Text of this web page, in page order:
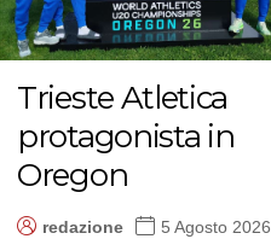
Trieste Atletica
protagonista in
Oregon
redazione 5 Agosto 2026